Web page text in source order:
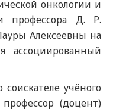
онкологии и
профессора Д. Р.
Алексеевны на
ассоциированный
учёного
(доцент)